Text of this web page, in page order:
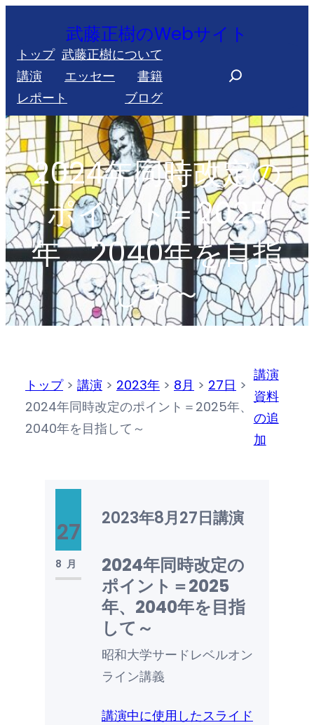
を
ス
キ
ッ
プ
武藤正樹のWebサイト
トップ 武藤正樹について
講演
エッセー
書籍
レポート
ブログ
r
c
h
2024年同時改定の
ポイント＝2025
年、2040年を目指
して～
トップ> 講演 > 2023年 > 8月 > 27日 >
2024年同時改定のポイント＝2025年、
2040年を目指して～
講演
資料
の追
加
27
8月
2023年8月27日講演
2024年同時改定の
ポイント＝2025
年、2040年を目指
して～
昭和大学サードレベルオン
ライン講義
講演中に使用したスライド